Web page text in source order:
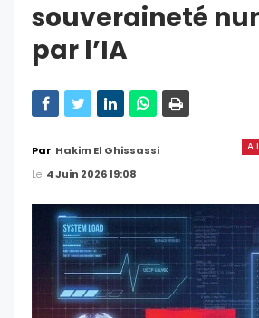
souveraineté
par l’IA
A
Par Hakim El Ghissassi
Le 4 Juin 2026 19:08